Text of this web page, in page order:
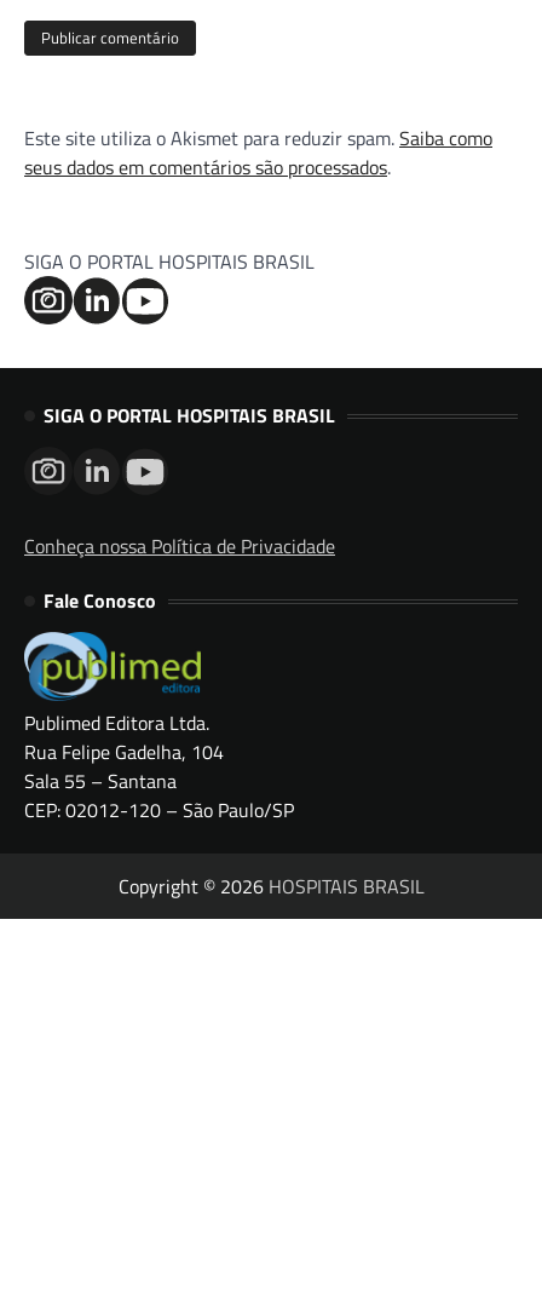
Este site utiliza o Akismet para reduzir spam.Saiba como
seus dados em comentários são processados.
SIGA O PORTAL HOSPITAIS BRASIL
SIGA O PORTAL HOSPITAIS BRASIL
Conheça nossa Política de Privacidade
Fale Conosco
Publimed Editora Ltda.
Rua Felipe Gadelha, 104
Sala 55 – Santana
CEP: 02012-120 – São Paulo/SP
Copyright © 2026 HOSPITAIS BRASIL